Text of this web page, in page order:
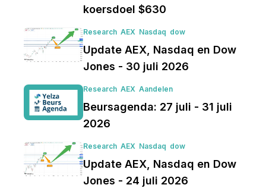
koersdoel $630
Research AEX Nasdaq dow
Update AEX, Nasdaq en Dow
Jones - 30 juli 2026
Research AEX Aandelen
Beursagenda: 27 juli - 31 juli
2026
Research AEX Nasdaq dow
Update AEX, Nasdaq en Dow
Jones - 24 juli 2026